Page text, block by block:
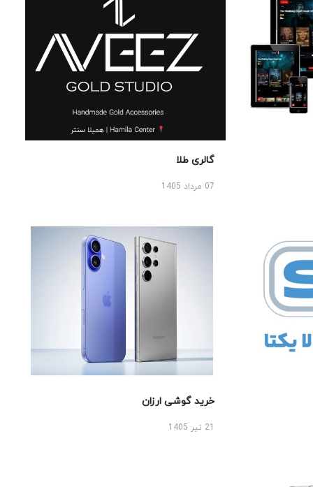
گالری طلا
07 مرداد 1405
خرید گوشی ارزان